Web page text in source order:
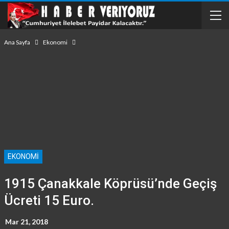
Ana Sayfa Ekonomi
EKONOMI
1915 Çanakkale Köprüsü’nde Geçiş
Ücreti 15 Euro.
Mar 21, 2018